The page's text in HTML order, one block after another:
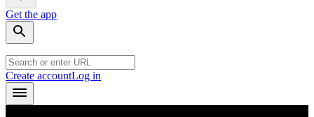
Get the app
Create accountLog in